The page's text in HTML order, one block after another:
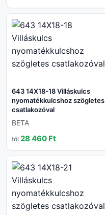
643 14X18-18 Villáskulcs
nyomatékkulcshoz szögletes
csatlakozóval
BETA
től 28 460 Ft